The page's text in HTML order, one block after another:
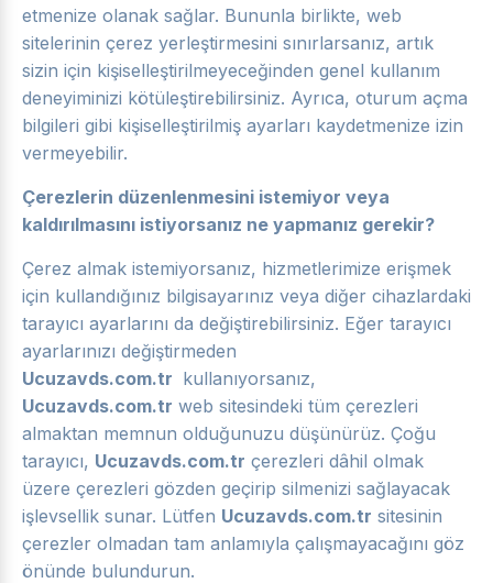
etmenize olanak sağlar. Bununla birlikte, web
sitelerinin çerez yerleştirmesini sınırlarsanız, artık
sizin için kişiselleştirilmeyeceğinden genel kullanım
deneyiminizi kötüleştirebilirsiniz. Ayrıca, oturum açma
bilgileri gibi kişiselleştirilmiş ayarları kaydetmenize izin
vermeyebilir.
Çerezlerin düzenlenmesini istemiyor veya
kaldırılmasını istiyorsanız ne yapmanız gerekir?
Çerez almak istemiyorsanız, hizmetlerimize erişmek
için kullandığınız bilgisayarınız veya diğer cihazlardaki
tarayıcı ayarlarını da değiştirebilirsiniz. Eğer tarayıcı
ayarlarınızı değiştirmeden
Ucuzavds.com.tr kullanıyorsanız,
Ucuzavds.com.tr web sitesindeki tüm çerezleri
almaktan memnun olduğunuzu düşünürüz. Çoğu
tarayıcı, Ucuzavds.com.tr çerezleri dâhil olmak
üzere çerezleri gözden geçirip silmenizi sağlayacak
işlevsellik sunar. Lütfen Ucuzavds.com.tr sitesinin
çerezler olmadan tam anlamıyla çalışmayacağını göz
önünde bulundurun.